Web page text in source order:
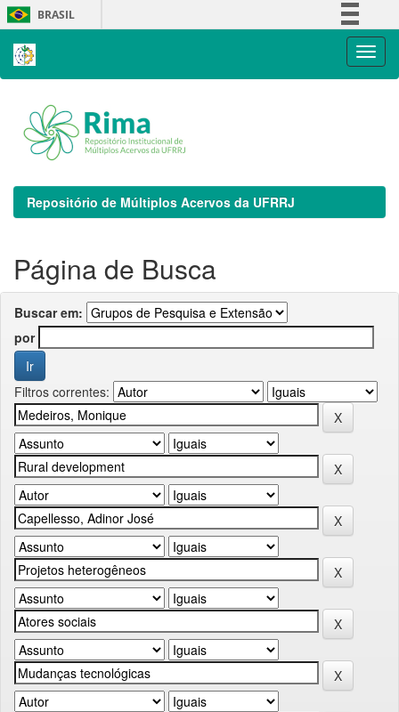
Skip
navigation
BRASIL
Repositório de Múltiplos Acervos da UFRRJ
Página de Busca
Buscar em:
por
Filtros correntes: